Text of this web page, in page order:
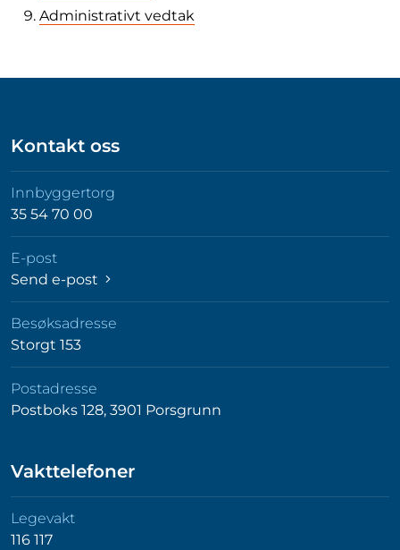
Administrativt vedtak
Kontakt oss
Innbyggertorg
35 54 70 00
E-post
Send e-post
Besøksadresse
Storgt 153
Postadresse
Postboks 128, 3901 Porsgrunn
Vakttelefoner
Legevakt
116 117